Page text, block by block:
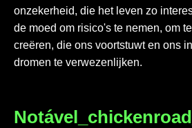
onzekerheid, die het leven zo
de moed om risico's te nemen, om
creëren, die ons voortstuwt en ons
dromen te verwezenlijken.